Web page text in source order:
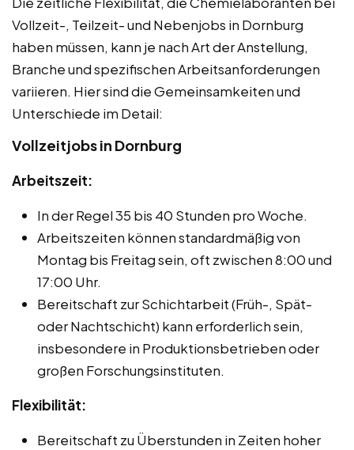
Vollzeit-, Teilzeit- und Nebenjobs in Dornburg
haben müssen, kann je nach Art der Anstellung,
Branche und spezifischen Arbeitsanforderungen
variieren. Hier sind die Gemeinsamkeiten und
Unterschiede im Detail:
Vollzeitjobs in Dornburg
Arbeitszeit:
In der Regel 35 bis 40 Stunden pro Woche.
Arbeitszeiten können standardmäßig von
Montag bis Freitag sein, oft zwischen 8:00 und
17:00 Uhr.
Bereitschaft zur Schichtarbeit (Früh-, Spät-
oder Nachtschicht) kann erforderlich sein,
insbesondere in Produktionsbetrieben oder
großen Forschungsinstituten.
Flexibilität:
Bereitschaft zu Überstunden in Zeiten hoher